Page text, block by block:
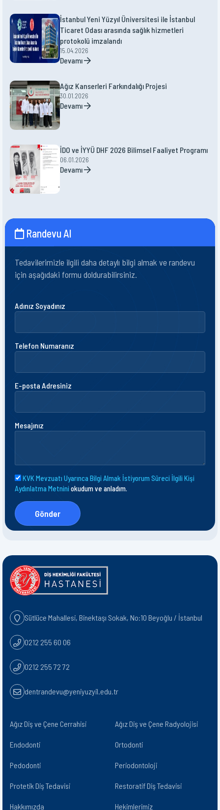
İstanbul Yeni Yüzyıl Üniversitesi ile İstanbul
Ticaret Odası arasında sağlık hizmetleri
protokolü imzalandı
15.04.2026
Devamı
Ağız Kanserleri Farkındalığı Projesi
30.01.2026
Devamı
İDO ve İYYÜ DHF 2026 Bilimsel Faaliyet Programı
06.01.2026
Devamı
Randevu Al
Tedavilerimizle ilgili daha detaylı bilgi almak ve randevu
için aşağıdaki formu doldurabilirsiniz.
Adınız Soyadınız
Telefon Numaranız
E-posta Adresiniz
Mesajınız
KVK Mevzuatı Uyarınca Bilgi Almak İstiyorum Süreci İlgili Kişi
Aydınlatma Metnini okudum ve anladım.
Sütlüce Mahallesi, Binektaşı Sokak, No:10 Beyoğlu / İstanbul
0212 255 60 06
0212 255 72 72
dentrandevu@yeniyuzyil.edu.tr
Ağız Diş ve Çene Cerrahisi Ağız Diş ve Çene Radyolojisi​
Endodonti Ortodonti
Pedodonti Periodontoloji
Protetik Diş Tedavisi Restoratif Diş Tedavisi
Hakkımızda Hekimlerimiz